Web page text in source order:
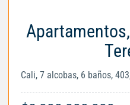
Cali, 7 alcobas, 6 baños,